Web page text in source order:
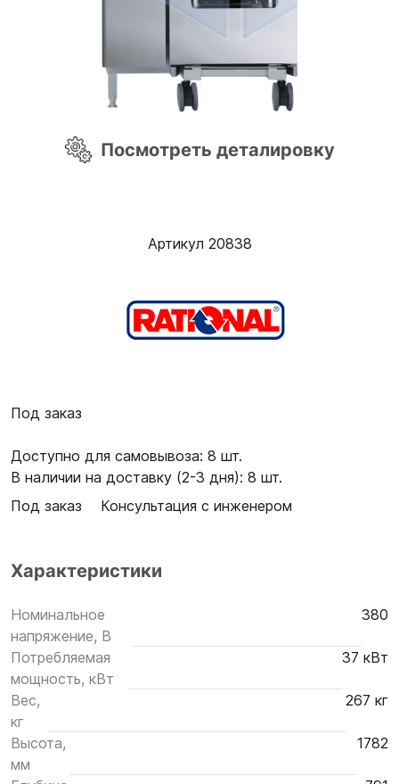
Посмотреть деталировку
Артикул 20838
Под заказ
Доступно для самовывоза: 8 шт.
В наличии на доставку (2-3 дня): 8 шт.
Под заказ
Консультация с инженером
Характеристики
Номинальное
напряжение, В
380
Потребляемая
мощность, кВт
37 кВт
Вес,
кг
267 кг
Высота,
мм
1782